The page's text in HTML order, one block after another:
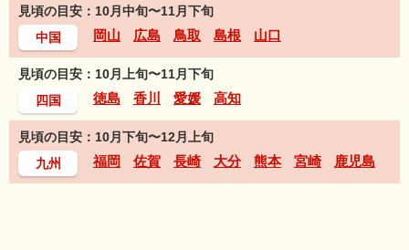
見頃の目安：10月中旬〜11月下旬
中国
岡山 広島 鳥取 島根 山口
見頃の目安：10月上旬〜11月下旬
四国
徳島 香川 愛媛 高知
見頃の目安：10月下旬〜12月上旬
九州
福岡 佐賀 長崎 大分 熊本 宮崎 鹿児島